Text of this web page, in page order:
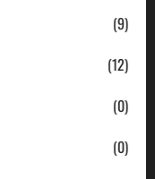
(9)
(12)
(0)
(0)